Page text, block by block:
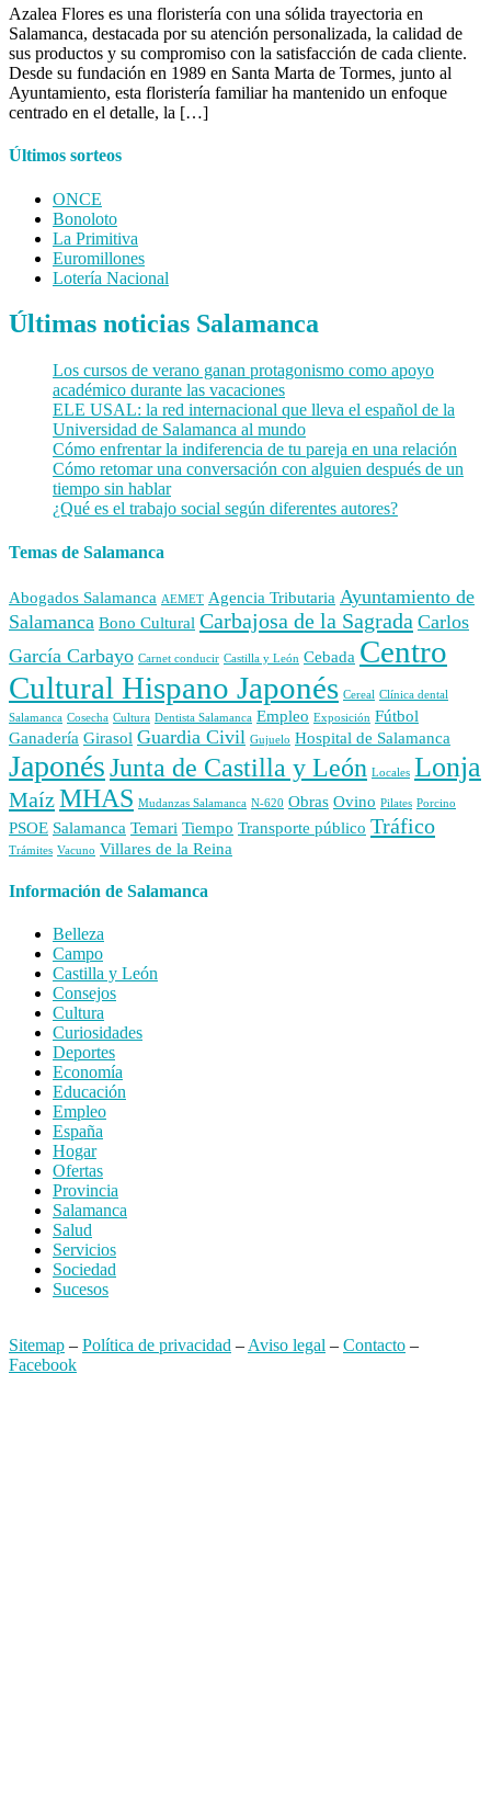
Azalea Flores es una floristería con una sólida trayectoria en
Salamanca, destacada por su atención personalizada, la calidad de
sus productos y su compromiso con la satisfacción de cada cliente.
Desde su fundación en 1989 en Santa Marta de Tormes, junto al
Ayuntamiento, esta floristería familiar ha mantenido un enfoque
centrado en el detalle, la […]
Últimos sorteos
ONCE
Bonoloto
La Primitiva
Euromillones
Lotería Nacional
Últimas noticias Salamanca
Los cursos de verano ganan protagonismo como apoyo
académico durante las vacaciones
ELE USAL: la red internacional que lleva el español de la
Universidad de Salamanca al mundo
Cómo enfrentar la indiferencia de tu pareja en una relación
Cómo retomar una conversación con alguien después de un
tiempo sin hablar
¿Qué es el trabajo social según diferentes autores?
Temas de Salamanca
Abogados Salamanca AEMET Agencia Tributaria Ayuntamiento de
Salamanca Bono Cultural Carbajosa de la Sagrada Carlos
García Carbayo Carnet conducir Castilla y León Cebada Centro
Cultural Hispano Japonés Cereal Clínica dental
Salamanca Cosecha Cultura Dentista Salamanca Empleo Exposición Fútbol
Ganadería Girasol Guardia Civil Gujuelo Hospital de Salamanca
JaponésJunta de Castilla y León Locales Lonja
MaízMHAS Mudanzas Salamanca N-620 Obras Ovino Pilates Porcino
PSOE Salamanca Temari Tiempo Transporte público Tráfico
Trámites Vacuno Villares de la Reina
Información de Salamanca
Belleza
Campo
Castilla y León
Consejos
Cultura
Curiosidades
Deportes
Economía
Educación
Empleo
España
Hogar
Ofertas
Provincia
Salamanca
Salud
Servicios
Sociedad
Sucesos
Sitemap – Política de privacidad – Aviso legal – Contacto –
Facebook